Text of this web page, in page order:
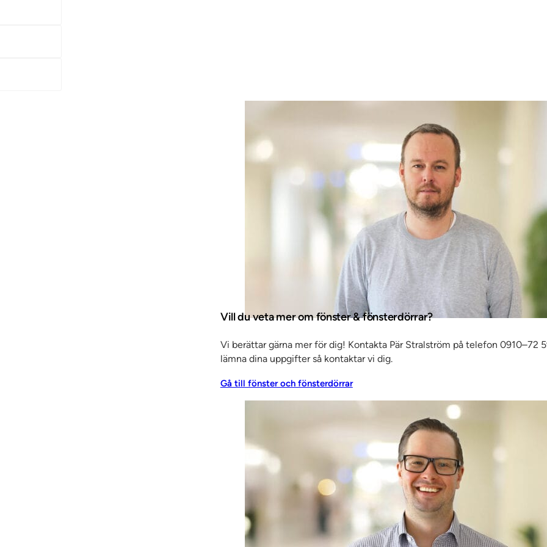
Vill du veta mer om fönster & fönsterdörrar?
Vi berättar gärna mer för dig! Kontakta Pär Stralström på telefon 0910–72
lämna dina uppgifter så kontaktar vi dig.
Gå till fönster och fönsterdörrar
konceptet med små kompletta lägenhetsmoduler –
sätts ihop till flerbostadshus. När det gäller
en produkt som löser flera både funktions-,
om att förena isoleringsförmåga och praktisk
får skjutdörren högre vikt. Men för att den ändå ska
har vi tagit fram en beslagslösning som inte
försäljningschef för…
med små kompletta lägenhetsmoduler – inklusive balkong
När det gäller skjutdörrarna ut till balkongerna har SSC
och prismässiga krav.
användbarhet. För att klara u-värden och ljudkrav får
öppna och stänga utan att behöva lyftas har vi tagit fram en
Mikael Lind, försäljningschef för dörrar och glaspartier hos
bra pris. Detta för att fungera med hela idén om kort byggtid
den stora fördelen att vi förfogar över hela kedjan
in i skjutdörrspartiet, i detta fall i furu men med möjligheter
och WC-dörrar till lägenheterna.
mot en viktig efterfrågebild på bostadsmarknaden.
och leveransförmågan som en del av vår stora